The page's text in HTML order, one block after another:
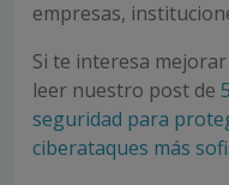
empresas,
Si te interesa
leer nuestro post de
seguridad para
ciberataques más